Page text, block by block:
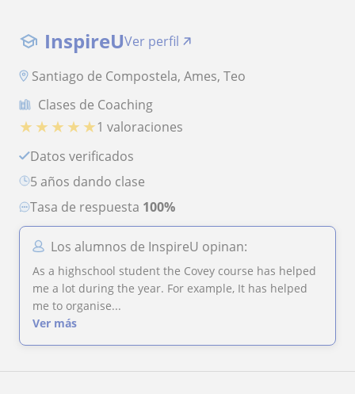
InspireUVer perfil
Santiago de Compostela, Ames, Teo
Clases de Coaching
★ ★ ★ ★ ★1 valoraciones
Datos verificados
5 años dando clase
Tasa de respuesta 100%
Los alumnos de InspireU opinan:
As a highschool student the Covey course has helped
me a lot during the year. For example, It has helped
me to organise...
Ver más